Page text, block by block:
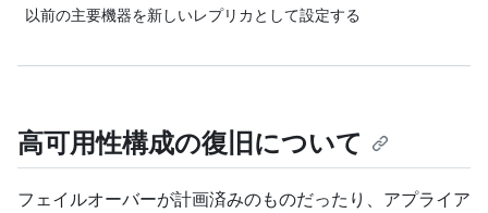
以前の主要機器を新しいレプリカとして設定する
高可用性構成の復旧について
フェイルオーバーが計画済みのものだったり、アプライア